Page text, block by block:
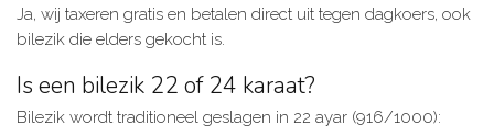
Ja, wij taxeren gratis en betalen direct uit tegen dagkoers, ook
bilezik die elders gekocht is.
Is een bilezik 22 of 24 karaat?
Bilezik wordt traditioneel geslagen in 22 ayar (916/1000):